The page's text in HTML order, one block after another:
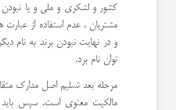
کشور و لشکری و ملی و یا
مشتریان ، عدم استفاده از
و در نهایت نبودن برند به نام
توان نام برد.
مرحله بعد تسلیم اصل مدارک
مالکیت معنوی است. سپس